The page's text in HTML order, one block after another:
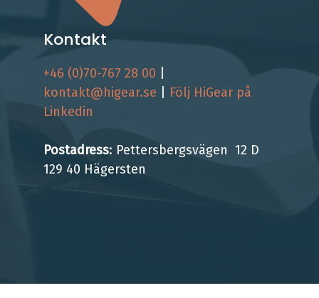
Kontakt
+46 (0)70-767 28 00
kontakt@higear.se
Följ HiGear på
Linkedin
Postadress: Pettersbergsvägen 12 D
129 40 Hägersten